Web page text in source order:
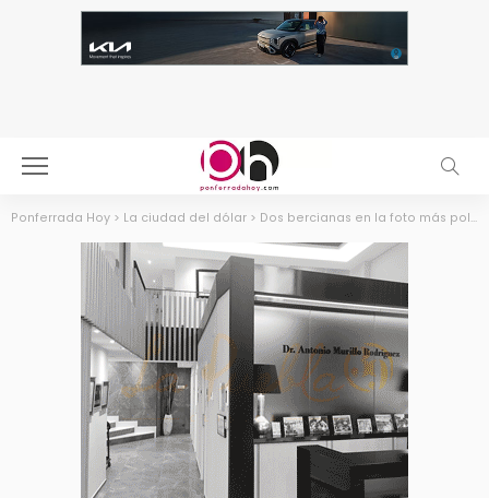
Ponferrada Hoy > La ciudad del dólar > Dos bercianas en la foto más polémica del verano publicada por C. Tangana